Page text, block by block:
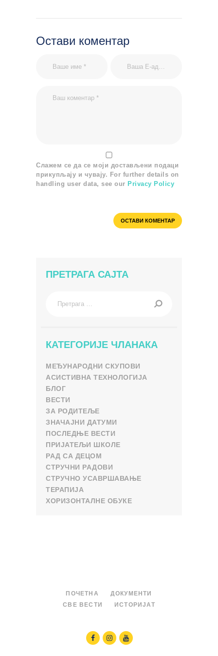
Остави коментар
Слажем се да се моји достављени подаци
прикупљају и чувају. For further details on
handling user data, see our Privacy Policy
ПРЕТРАГА САЈТА
КАТЕГОРИЈЕ ЧЛАНАКА
МЕЂУНАРОДНИ СКУПОВИ
АСИСТИВНА ТЕХНОЛОГИЈА
БЛОГ
ВЕСТИ
ЗА РОДИТЕЉЕ
ЗНАЧАЈНИ ДАТУМИ
ПОСЛЕДЊЕ ВЕСТИ
ПРИЈАТЕЉИ ШКОЛЕ
РАД СА ДЕЦОМ
СТРУЧНИ РАДОВИ
СТРУЧНО УСАВРШАВАЊЕ
ТЕРАПИЈА
ХОРИЗОНТАЛНЕ ОБУКЕ
ПОЧЕТНА
ДОКУМЕНТИ
СВЕ ВЕСТИ
ИСТОРИЈАТ